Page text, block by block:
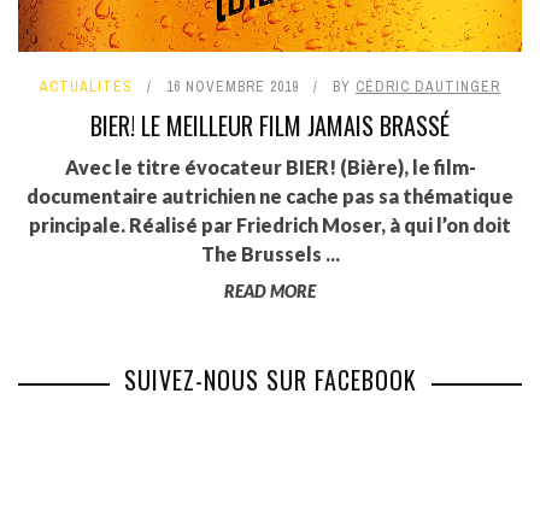
ACTUALITÉS 16 NOVEMBRE 2019 BY CÉDRIC DAUTINGER
BIER! LE MEILLEUR FILM JAMAIS BRASSÉ
Avec le titre évocateur BIER! (Bière), le film-
documentaire autrichien ne cache pas sa thématique
principale. Réalisé par Friedrich Moser, à qui l’on doit
The Brussels ...
READ MORE
SUIVEZ-NOUS SUR FACEBOOK